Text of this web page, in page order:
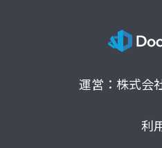
運営：株式会
利